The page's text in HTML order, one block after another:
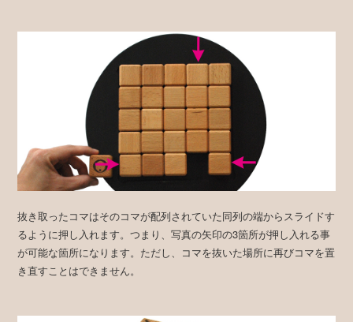
抜き取ったコマはそのコマが配列されていた同列の端からスライドす
るように押し入れます。つまり、写真の矢印の3箇所が押し入れる事
が可能な箇所になります。ただし、コマを抜いた場所に再びコマを置
き直すことはできません。